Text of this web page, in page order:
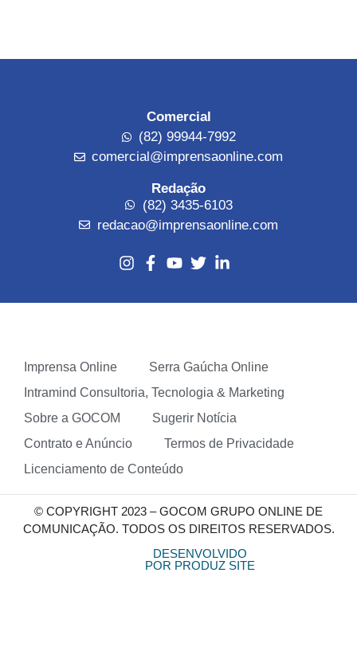
Comercial
(82) 99944-7992
comercial@imprensaonline.com
Redação
(82) 3435-6103
redacao@imprensaonline.com
Imprensa Online
Serra Gaúcha Online
Intramind Consultoria, Tecnologia & Marketing
Sobre a GOCOM
Sugerir Notícia
Contrato e Anúncio
Termos de Privacidade
Licenciamento de Conteúdo
© COPYRIGHT 2023 – GOCOM GRUPO ONLINE DE
COMUNICAÇÃO. TODOS OS DIREITOS RESERVADOS.
DESENVOLVIDO
POR PRODUZ SITE